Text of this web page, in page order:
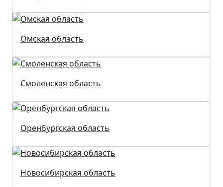
Омская область
Смоленская область
Оренбургская область
Новосибирская область